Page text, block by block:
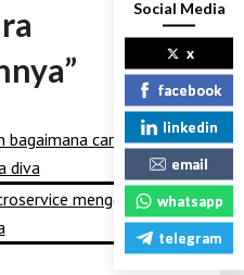
”
cara
diva
menggunakan
Social Media
x
facebook
linkedin
email
whatsapp
telegram